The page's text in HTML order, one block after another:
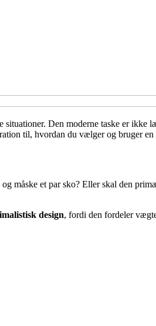
Den moderne taske er ikke
til, hvordan du vælger og bruger en
måske et par sko? Eller skal den
design, fordi den fordeler